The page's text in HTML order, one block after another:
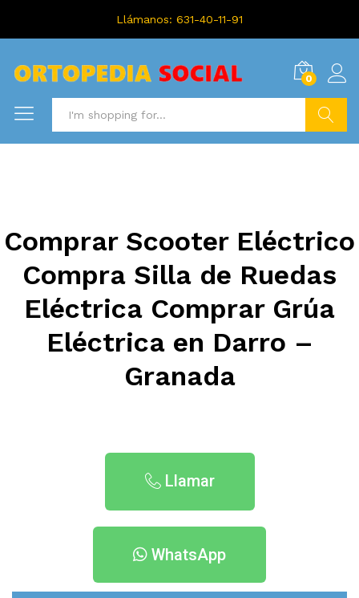
Llámanos: 631-40-11-91
0
Comprar Scooter Eléctrico
Compra Silla de Ruedas
Eléctrica Comprar Grúa
Eléctrica en Darro –
Granada
Llamar
WhatsApp